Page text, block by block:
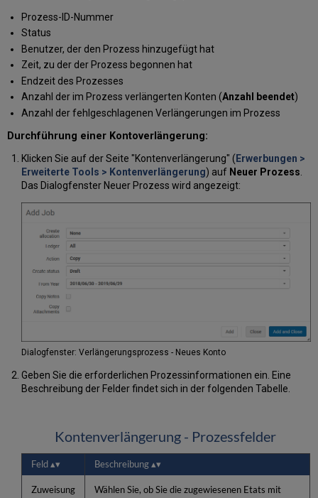
Prozess-ID-Nummer
Status
Benutzer, der den Prozess hinzugefügt hat
Zeit, zu der der Prozess begonnen hat
Endzeit des Prozesses
Anzahl der im Prozess verlängerten Konten (Anzahl beendet)
Anzahl der fehlgeschlagenen Verlängerungen im Prozess
Durchführung einer Kontoverlängerung:
Klicken Sie auf der Seite "Kontenverlängerung" ( Erwerbungen >
Erweiterte Tools > Kontenverlängerung) auf Neuer Prozess
Das Dialogfenster Neuer Prozess wird angezeigt:
Dialogfenster: Verlängerungsprozess - Neues Konto
Geben Sie die erforderlichen Prozessinformationen ein. Eine
Beschreibung der Felder findet sich in der folgenden Tabelle.
Kontenverlängerung - Prozessfelder
Feld Beschreibung
Zuweisung
Wählen Sie, ob Sie die zugewiesenen Etats mit